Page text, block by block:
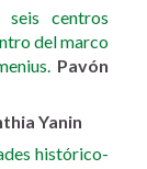
seis centros
del marco
Pavón
Yanin
histórico-